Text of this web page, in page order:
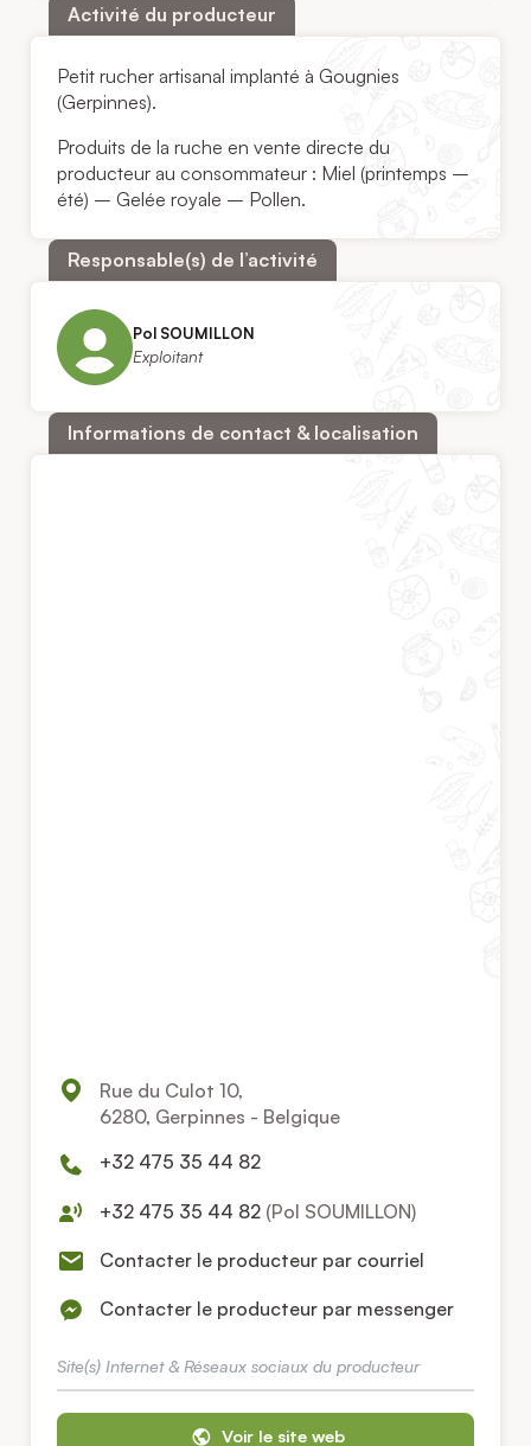
Activité du producteur
Petit rucher artisanal implanté à Gougnies
(Gerpinnes).
Produits de la ruche en vente directe du
producteur au consommateur : Miel (printemps –
été) – Gelée royale – Pollen.
Responsable(s) de l’activité
Pol SOUMILLON
Exploitant
Informations de contact & localisation
Rue du Culot 10,
6280, Gerpinnes - Belgique
+32 475 35 44 82
+32 475 35 44 82 (Pol SOUMILLON)
Contacter le producteur par courriel
Contacter le producteur par messenger
Site(s) Internet & Réseaux sociaux du producteur
Voir le site web